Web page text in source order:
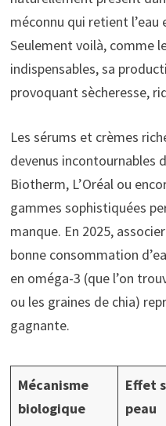
méconnu qui retient
Seulement voilà, comme
indispensables, sa
provoquant sècheresse,
Les sérums et crèmes
devenus incontournables
Biotherm, L’Oréal ou
gammes sophistiquées
manque. En 2025,
bonne consommation
en oméga-3 (que l’on
ou les graines de chia)
gagnante.
Mécanisme
biologique
Effet
peau